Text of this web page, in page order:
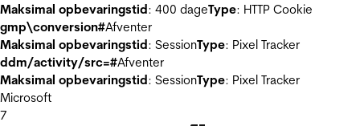
Maksimal opbevaringstid: 400 dageType: HTTP Cookie
gmp\conversion#Afventer
Maksimal opbevaringstid: SessionType: Pixel Tracker
ddm/activity/src=#Afventer
Maksimal opbevaringstid: SessionType: Pixel Tracker
Microsoft
7